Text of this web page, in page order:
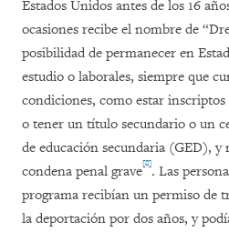
Estados Unidos antes de los 16
ocasiones recibe el nombre de
posibilidad de permanecer en
estudio o laborales, siempre que
condiciones, como estar inscriptos
o tener un título secundario o un
de educación secundaria (GED), y
condena penal grave[8]. Las
programa recibían un permiso de
la deportación por dos años, y